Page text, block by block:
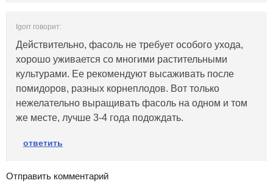
Igorr говорит:
Действительно, фасоль не требует особого ухода,
хорошо уживается со многими растительными
культурами. Ее рекомендуют высаживать после
помидоров, разных корнеплодов. Вот только
нежелательно выращивать фасоль на одном и том
же месте, лучше 3-4 года подождать.
ответить
Отправить комментарий